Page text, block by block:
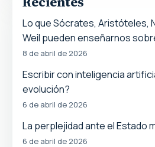
Lo que Sócrates, Aristóteles,
Weil pueden enseñarnos
8 de abril de 2026
Escribir con inteligencia
evolución?
6 de abril de 2026
La perplejidad ante el Estado
6 de abril de 2026